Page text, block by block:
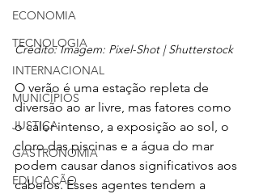
ECONOMIA
TECNOLOGIA
INTERNACIONAL
MUNICÍPIOS
JUSTIÇA
GASTRONOMIA
EDUCAÇÃO
Crédito: Imagem: Pixel-Shot | Shutterstock
O verão é uma estação repleta de
diversão ao ar livre, mas fatores como
o calor intenso, a exposição ao sol, o
cloro das piscinas e a água do mar
podem causar danos significativos aos
cabelos. Esses agentes tendem a